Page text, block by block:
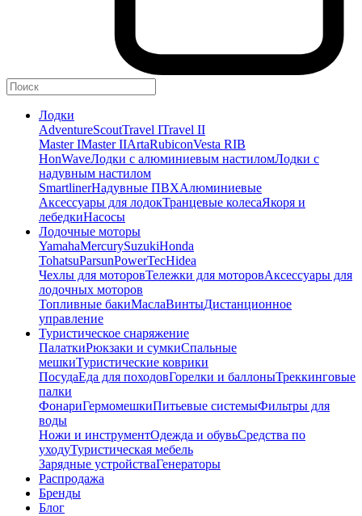
Лодки
AdventureScoutTravel ITravel II
Master IMaster IIArtaRubiconVesta RIB
HonWaveЛодки с алюминиевым настиломЛодки с
надувным настилом
SmartlinerНадувные ПВХАлюминиевые
Аксессуары для лодокТранцевые колесаЯкоря и
лебедкиНасосы
Лодочные моторы
YamahaMercurySuzukiHonda
TohatsuParsunPowerTecHidea
Чехлы для моторовТележки для моторовАксессуары для
лодочных моторов
Топливные бакиМаслаВинтыДистанционное
управление
Туристическое снаряжение
ПалаткиРюкзаки и сумкиСпальные
мешкиТуристические коврики
ПосудаЕда для походовГорелки и баллоныТреккинговые
палки
ФонариГермомешкиПитьевые системыФильтры для
воды
Ножи и инструментОдежда и обувьСредства по
уходуТуристическая мебель
Зарядные устройстваГенераторы
Распродажа
Бренды
Блог